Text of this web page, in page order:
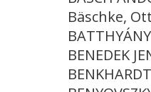
Bäschke,
BENEDEK